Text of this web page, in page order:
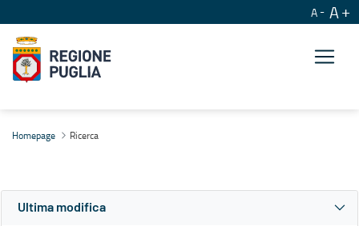
A A
Homepage Ricerca
Ultima modifica